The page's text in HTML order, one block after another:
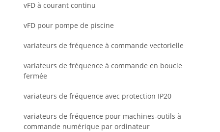
vFD à courant continu
vFD pour pompe de piscine
variateurs de fréquence à commande vectorielle
variateurs de fréquence à commande en boucle
fermée
variateurs de fréquence avec protection IP20
variateurs de fréquence pour machines-outils à
commande numérique par ordinateur